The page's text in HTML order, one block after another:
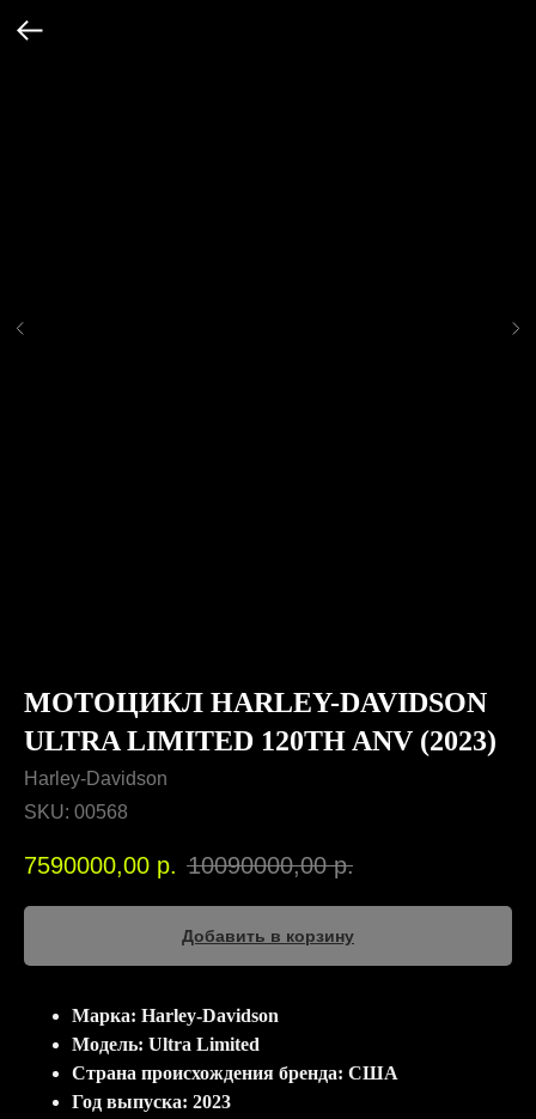
МОТОЦИКЛ HARLEY-DAVIDSON
ULTRA LIMITED 120TH ANV (2023)
Harley-Davidson
SKU: 00568
7590000,00 р. 10090000,00 р.
Добавить в корзину
Марка: Harley-Davidson
Модель: Ultra Limited
Страна происхождения бренда: США
Год выпуска: 2023